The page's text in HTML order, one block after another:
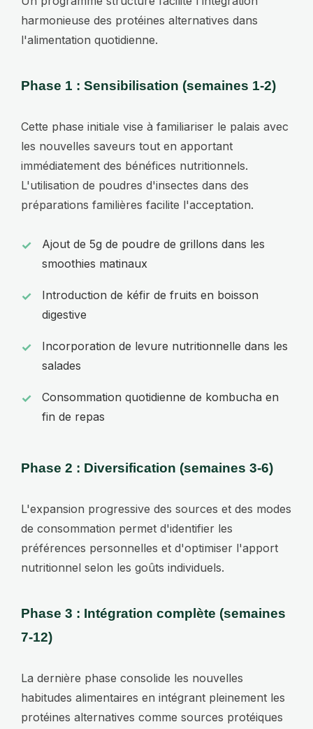
harmonieuse des protéines alternatives dans
l'alimentation quotidienne.
Phase 1 : Sensibilisation (semaines 1-2)
Cette phase initiale vise à familiariser le palais avec
les nouvelles saveurs tout en apportant
immédiatement des bénéfices nutritionnels.
L'utilisation de poudres d'insectes dans des
préparations familières facilite l'acceptation.
Ajout de 5g de poudre de grillons dans les
smoothies matinaux
Introduction de kéfir de fruits en boisson
digestive
Incorporation de levure nutritionnelle dans les
salades
Consommation quotidienne de kombucha en
fin de repas
Phase 2 : Diversification (semaines 3-6)
L'expansion progressive des sources et des modes
de consommation permet d'identifier les
préférences personnelles et d'optimiser l'apport
nutritionnel selon les goûts individuels.
Phase 3 : Intégration complète (semaines
7-12)
La dernière phase consolide les nouvelles
habitudes alimentaires en intégrant pleinement les
protéines alternatives comme sources protéiques